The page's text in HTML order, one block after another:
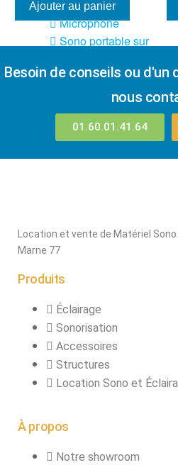
ligne 100V
Microphone
Sono portable sur
Espace DJ
Câbles et
connecteurs
X
Ajouter au panier
Besoin de conseils ou d'un
nous
01.60.01.41.64
Location et vente de Matériel
Marne 77
Produits
Éclairage
Sonorisation
Accessoires
Structures
Location Sono et
À propos
Notre showroom